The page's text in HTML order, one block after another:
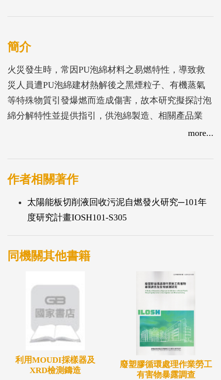
簡介
火災發生時，常因PU泡綿材料之易燃特性，導致救
災人員遭PU泡綿建材熱解後之黑煙粒子、有機蒸氣
等特殊物質引發爆燃而造成傷害，故本研究擬探討泡
綿分解特性並提供指引，供泡綿製造、相關產品業
者、消防及安全衛生等相關人員作為預防火災爆炸之
本研究以微分掃描熱卡計(DSC) 分析泡綿分解溫度及
燃燒熱量並將泡綿加熱分解至黑煙狀態後，使用活性
泡綿之氣相分析之探討。
局限空間中PU泡綿會於240 ℃與氧氣反應，分解大量
有機蒸氣後，該空間即可能呈現缺氧狀態，如突然以
大量空氣進入，即可能暗火轉變為明火，引爆PU泡
綿材料之特性後，針對其特性與與爆燃機制訂定火災
爆炸預防指引或緊急應變方式，提供相關產品製造業
者作為參考。
more...
作者相關著作
太陽能板切削液回收污泥自燃發火研究─101年
度研究計畫IOSH101-S305
同機關其他書籍
利用MOUDI採樣器及
XRD檢測鑄造
廢塑膠循環處理作業勞工
有害物暴露調查